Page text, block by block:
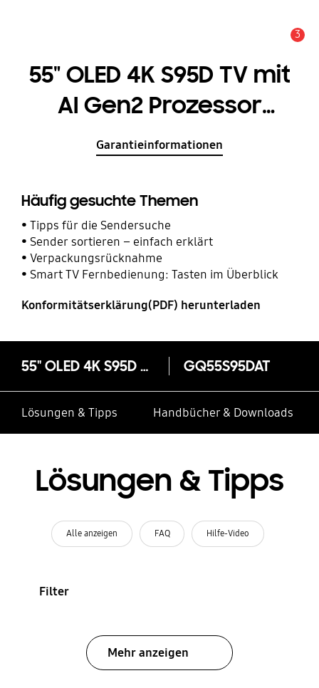
3
55" OLED 4K S95D TV mit
AI Gen2 Prozessor
(2024)
Garantieinformationen
Häufig gesuchte Themen
Tipps für die Sendersuche
Sender sortieren – einfach erklärt
Verpackungsrücknahme
Smart TV Fernbedienung: Tasten im Überblick
Konformitätserklärung(PDF) herunterladen
55" OLED 4K S95D TV mit AI Gen2 Prozessor (2024) GQ55S95DAT
Lösungen & Tipps Handbücher & Downloads
Lösungen & Tipps
Alle anzeigen FAQ Hilfe-Video
Filter
Mehr anzeigen